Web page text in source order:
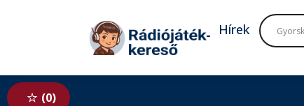
Tovább a tartalomhoz
Hírek
0